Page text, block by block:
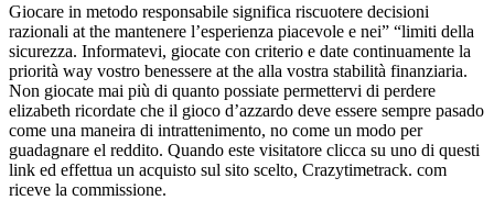
Giocare in metodo responsabile significa riscuotere decisioni
razionali at the mantenere l’esperienza piacevole e nei” “limiti della
sicurezza. Informatevi, giocate con criterio e date continuamente la
priorità way vostro benessere at the alla vostra stabilità finanziaria.
Non giocate mai più di quanto possiate permettervi di perdere
elizabeth ricordate che il gioco d’azzardo deve essere sempre pasado
come una maneira di intrattenimento, no come un modo per
guadagnare el reddito. Quando este visitatore clicca su uno di questi
link ed effettua un acquisto sul sito scelto, Crazytimetrack. com
riceve la commissione.